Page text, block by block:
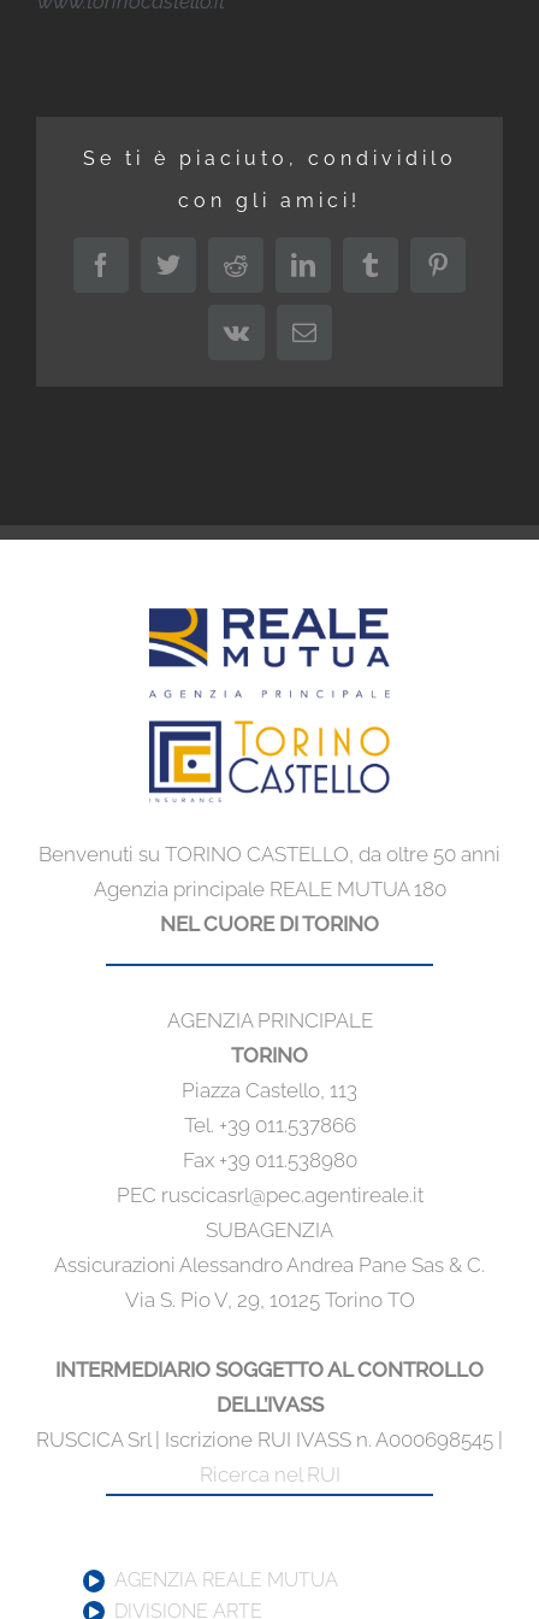
Se ti è piaciuto, condividilo
con gli amici!
FacebookTwitterRedditLinkedInTumblrPinterest
Vk Email
Benvenuti su TORINO CASTELLO, da oltre 50 anni
Agenzia principale REALE MUTUA 180
NEL CUORE DI TORINO
AGENZIA PRINCIPALE
TORINO
Piazza Castello, 113
Tel. +39 011.537866
Fax +39 011.538980
PEC ruscicasrl@pec.agentireale.it
SUBAGENZIA
Assicurazioni Alessandro Andrea Pane Sas & C.
Via S. Pio V, 29, 10125 Torino TO
INTERMEDIARIO SOGGETTO AL CONTROLLO
DELL’IVASS
RUSCICA Srl | Iscrizione RUI IVASS n. A000698545 |
Ricerca nel RUI
AGENZIA REALE MUTUA
DIVISIONE ARTE